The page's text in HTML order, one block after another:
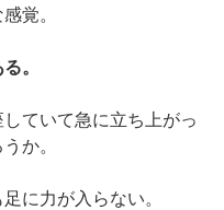
覚。
。
ていて急に立ち上がっ
か。
に力が入らない。